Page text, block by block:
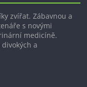
zvířat. Zábavnou a
s novými
medicíně.
a